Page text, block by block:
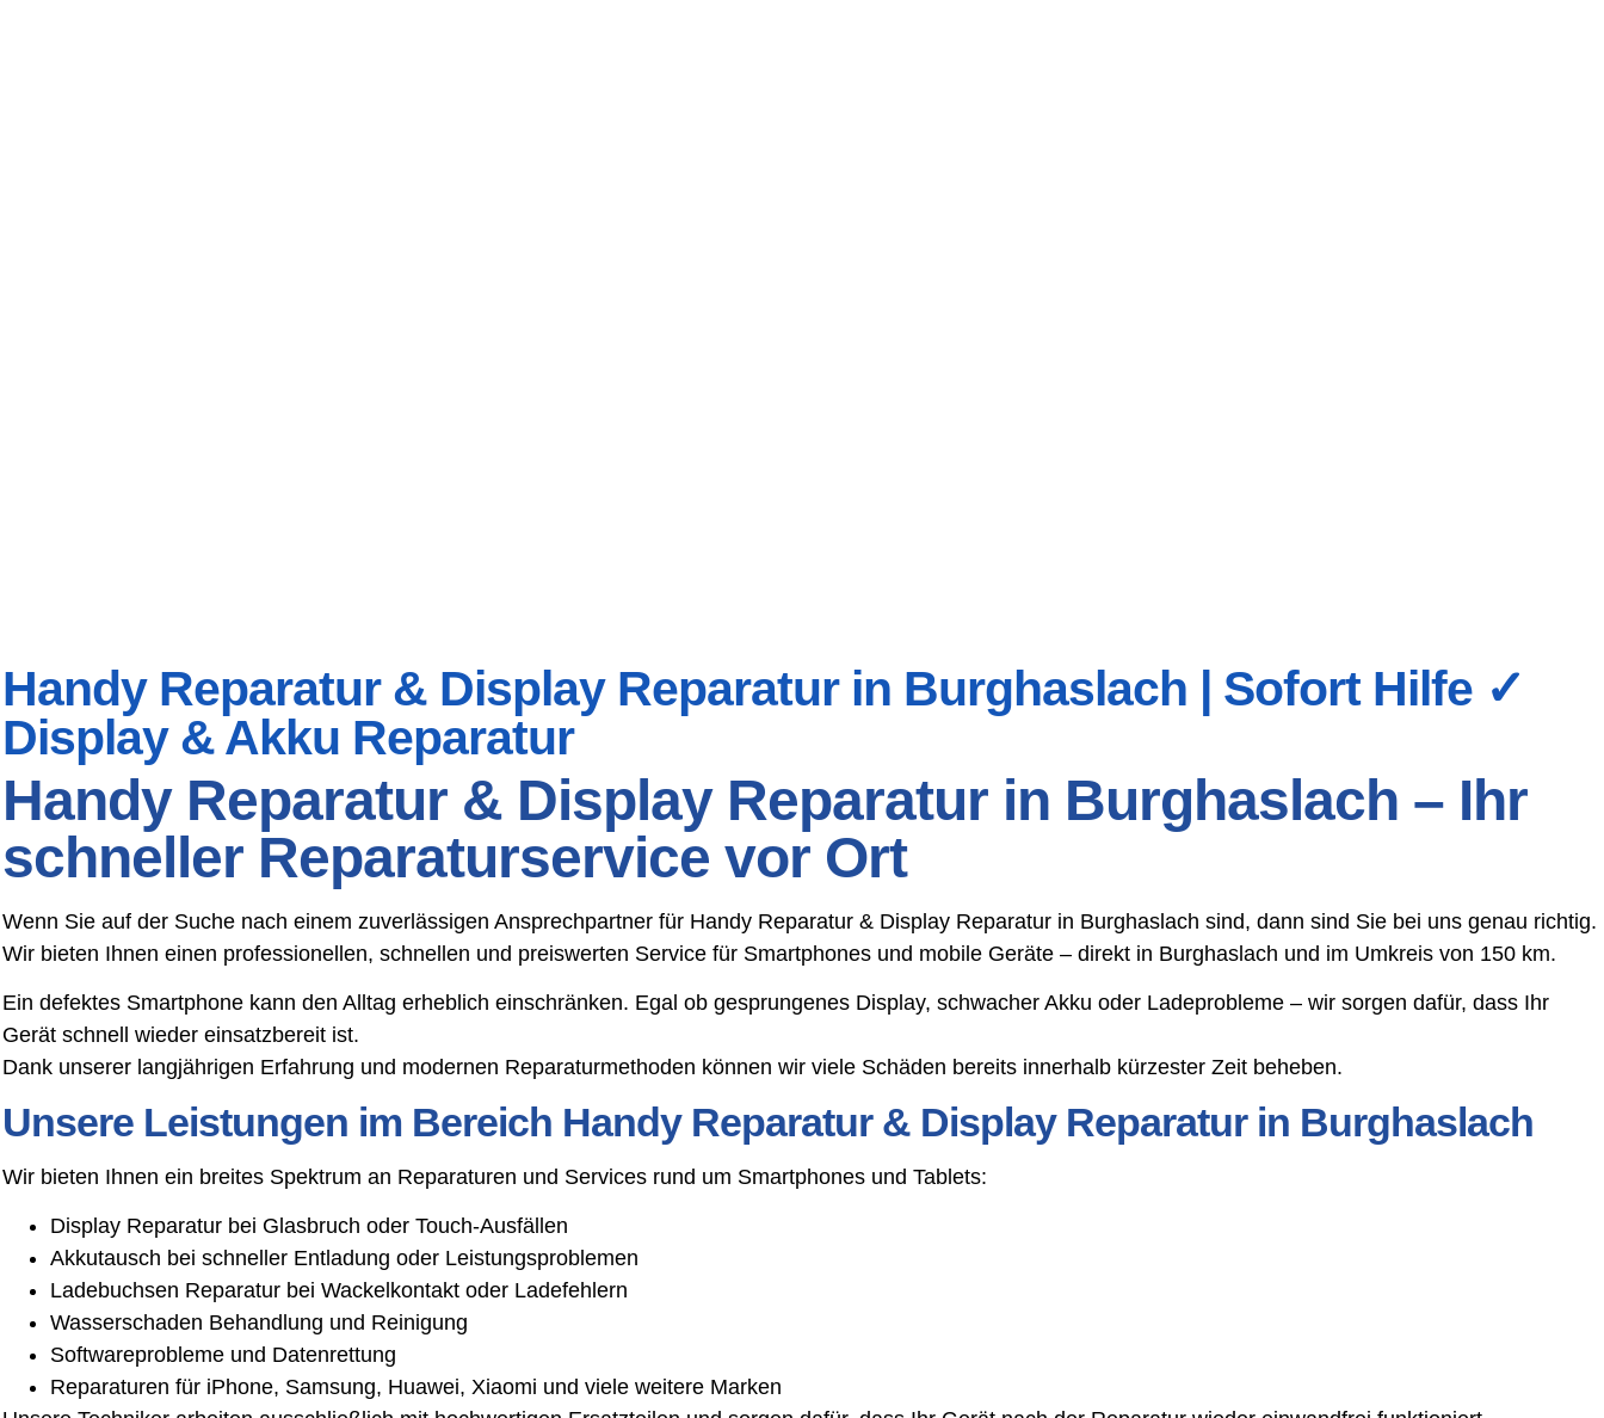
Handy Reparatur & Display Reparatur in Burghaslach | Sofort Hilfe ✓
Display & Akku Reparatur
Handy Reparatur & Display Reparatur in Burghaslach – Ihr
schneller Reparaturservice vor Ort
Wenn Sie auf der Suche nach einem zuverlässigen Ansprechpartner für Handy Reparatur & Display Reparatur in Burghaslach sind, dann sind Sie bei uns genau richtig.
Wir bieten Ihnen einen professionellen, schnellen und preiswerten Service für Smartphones und mobile Geräte – direkt in Burghaslach und im Umkreis von 150 km.
Ein defektes Smartphone kann den Alltag erheblich einschränken. Egal ob gesprungenes Display, schwacher Akku oder Ladeprobleme – wir sorgen dafür, dass Ihr
Gerät schnell wieder einsatzbereit ist.
Dank unserer langjährigen Erfahrung und modernen Reparaturmethoden können wir viele Schäden bereits innerhalb kürzester Zeit beheben.
Unsere Leistungen im Bereich Handy Reparatur & Display Reparatur in Burghaslach
Wir bieten Ihnen ein breites Spektrum an Reparaturen und Services rund um Smartphones und Tablets:
Display Reparatur bei Glasbruch oder Touch-Ausfällen
Akkutausch bei schneller Entladung oder Leistungsproblemen
Ladebuchsen Reparatur bei Wackelkontakt oder Ladefehlern
Wasserschaden Behandlung und Reinigung
Softwareprobleme und Datenrettung
Reparaturen für iPhone, Samsung, Huawei, Xiaomi und viele weitere Marken